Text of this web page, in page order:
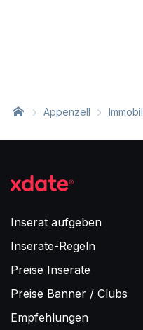
Appenzell
Inserat aufgeben
Inserate-Regeln
Preise Inserate
Preise Banner / Clubs
Empfehlungen